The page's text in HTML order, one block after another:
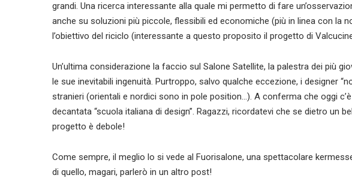
grandi. Una ricerca interessante alla quale mi permetto di fare
anche su soluzioni più piccole, flessibili ed economiche (più in linea con la
l’obiettivo del riciclo (interessante a questo proposito il progetto di
Un’ultima considerazione la faccio sul Salone Satellite, la palestra dei più
le sue inevitabili ingenuità. Purtroppo, salvo qualche eccezione, i designer
stranieri (orientali e nordici sono in pole position…). A conferma che oggi
decantata “scuola italiana di design”. Ragazzi, ricordatevi che se dietro un
progetto è debole!
Come sempre, il meglio lo si vede al Fuorisalone, una spettacolare
di quello, magari, parlerò in un altro post!